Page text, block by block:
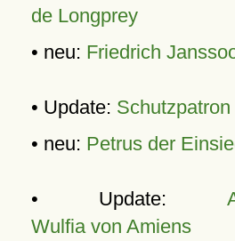
de Longprey
• neu: Friedrich
• Update:
• neu: Petrus der
• Update:
Wulfia von Amiens